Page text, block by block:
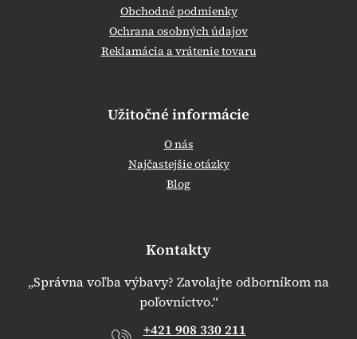
Obchodné podmienky
Ochrana osobných údajov
Reklamácia a vrátenie tovaru
Užitočné informácie
O nás
Najčastejšie otázky
Blog
Kontakty
„Správna voľba výbavy? Zavolajte odborníkom na
poľovníctvo.“
+421 908 330 211